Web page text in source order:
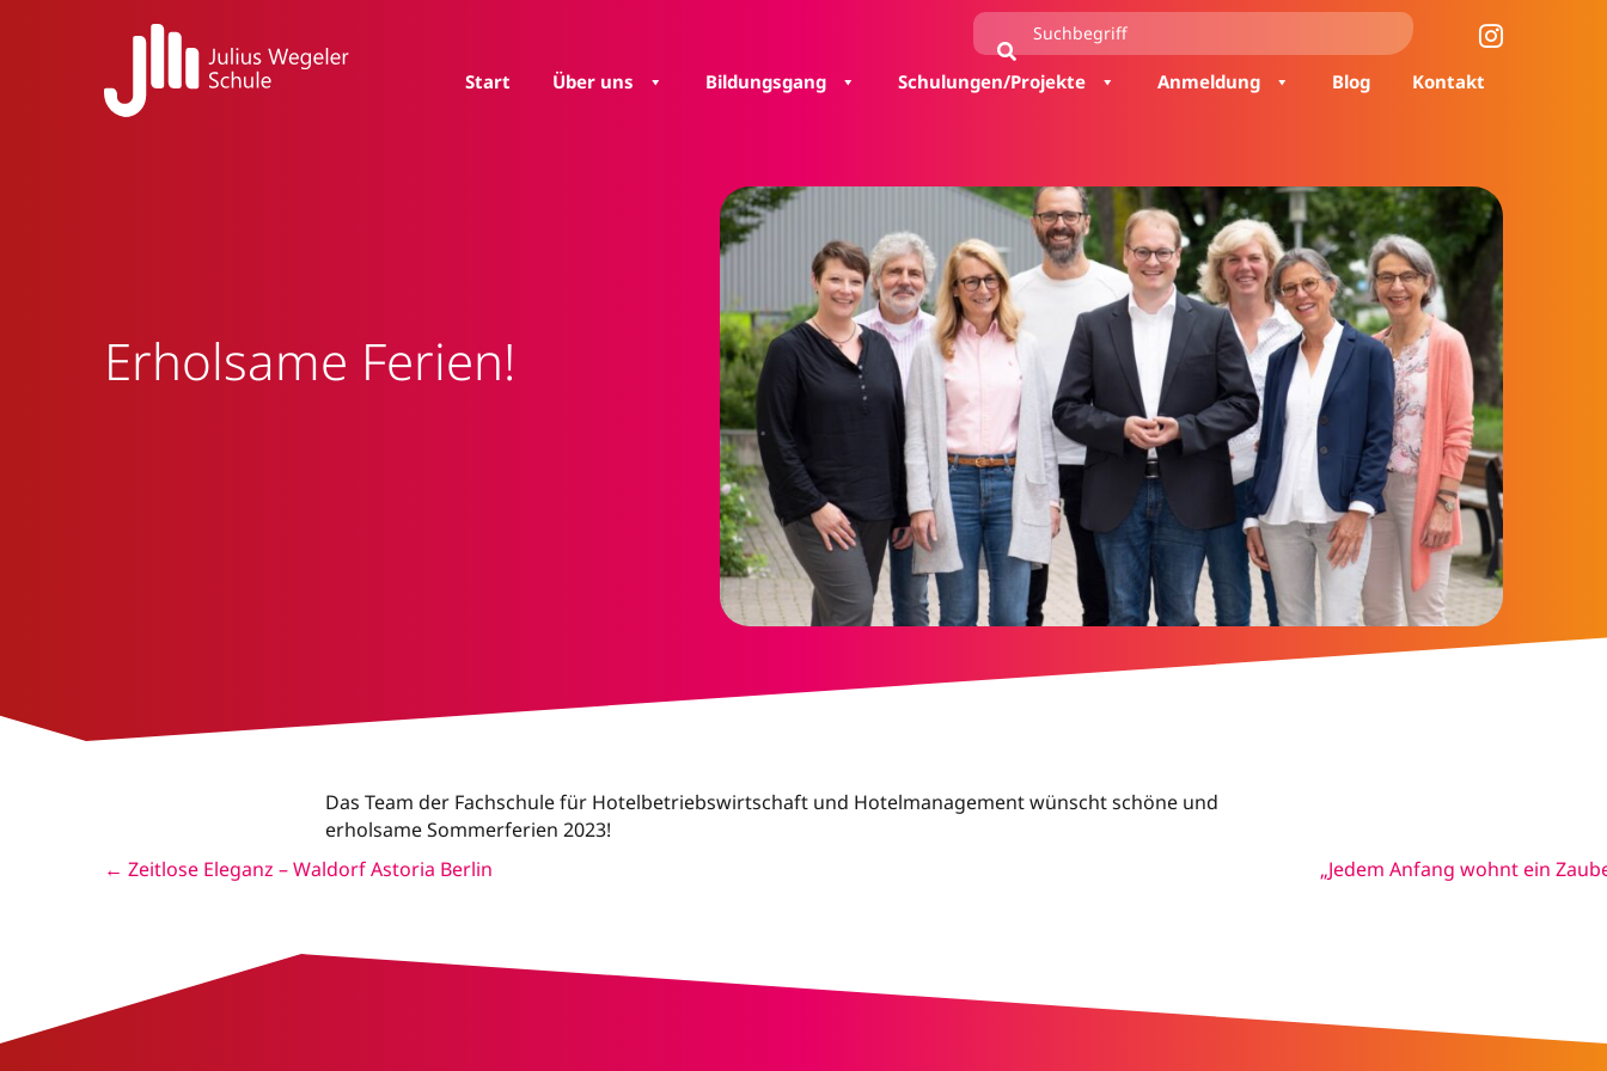
Start Über uns Bildungsgang Schulungen/Projekte Anmeldung Blog Kontakt
Erholsame Ferien!
Das Team der Fachschule für Hotelbetriebswirtschaft und Hotelmanagement wünscht schöne und
erholsame Sommerferien 2023!
Posts
← Zeitlose Eleganz – Waldorf Astoria Berlin „Jedem Anfang wohnt ein